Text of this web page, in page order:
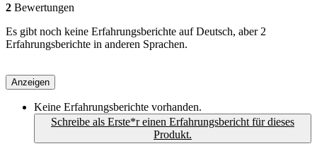
2 Bewertungen
Es gibt noch keine Erfahrungsberichte auf Deutsch, aber 2
Erfahrungsberichte in anderen Sprachen.
Anzeigen
Keine Erfahrungsberichte vorhanden.
Schreibe als Erste*r einen Erfahrungsbericht für dieses
Produkt.